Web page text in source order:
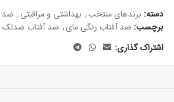
دسته: برندهای منتخب, بھداشتی و مراقبتی, ضد
برچسب: ضد آفتاب رنگی مای, ضد آفتاب ضدلک
اشتراک گذاری: